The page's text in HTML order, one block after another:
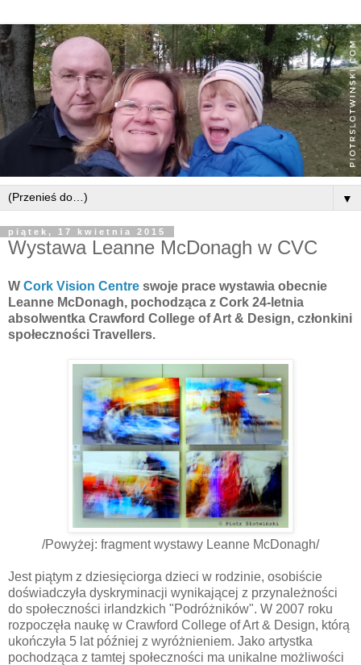
▼
piątek, 17 kwietnia 2015
Wystawa Leanne McDonagh w CVC
W Cork Vision Centre swoje prace wystawia obecnie
Leanne McDonagh, pochodząca z Cork 24-letnia
absolwentka Crawford College of Art & Design, członkini
społeczności Travellers.
/Powyżej: fragment wystawy Leanne McDonagh/
Jest piątym z dziesięciorga dzieci w rodzinie, osobiście
doświadczyła dyskryminacji wynikającej z przynależności
do społeczności irlandzkich "Podróżników". W 2007 roku
rozpoczęła naukę w Crawford College of Art & Design, którą
ukończyła 5 lat później z wyróżnieniem. Jako artystka
pochodząca z tamtej społeczności ma unikalne możliwości